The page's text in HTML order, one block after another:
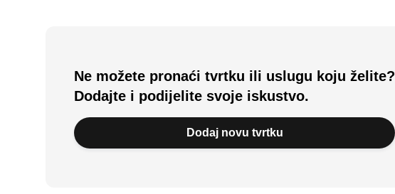
Ne možete pronaći tvrtku ili uslugu koju želite?
Dodajte i podijelite svoje iskustvo.
Dodaj novu tvrtku